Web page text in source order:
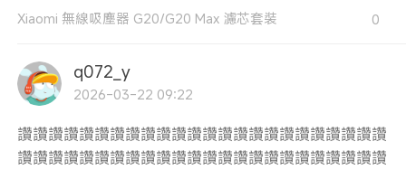
Xiaomi 無線吸塵器 G20/G20 Max 濾芯套裝 0
q072_y
2026-03-22 09:22
讚讚讚讚讚讚讚讚讚讚讚讚讚讚讚讚讚讚讚讚讚讚讚讚
讚讚讚讚讚讚讚讚讚讚讚讚讚讚讚讚讚讚讚讚讚讚讚讚